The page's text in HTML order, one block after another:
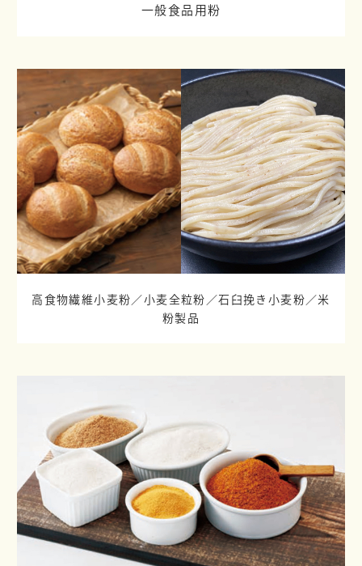
一般食品用粉
高食物繊維小麦粉／小麦全粒粉／石臼挽き小麦粉／米
粉製品